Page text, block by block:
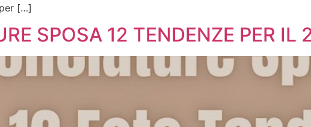
[…]
SPOSA 12 TENDENZE PER IL